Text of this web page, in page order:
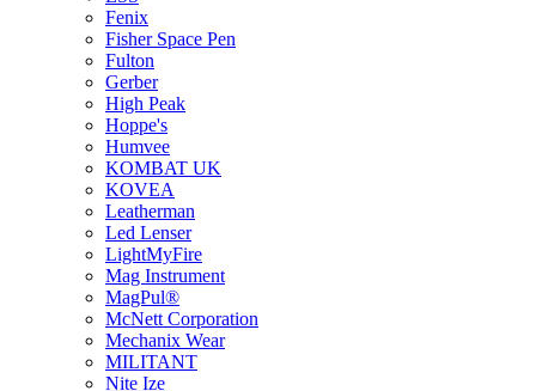
Fenix
Fisher Space Pen
Fulton
Gerber
High Peak
Hoppe's
Humvee
KOMBAT UK
KOVEA
Leatherman
Led Lenser
LightMyFire
Mag Instrument
MagPul®
McNett Corporation
Mechanix Wear
MILITANT
Nite Ize